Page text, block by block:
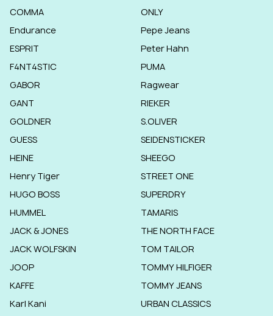
COMMA
Endurance
ESPRIT
F4NT4STIC
GABOR
GANT
GOLDNER
GUESS
HEINE
Henry Tiger
HUGO BOSS
HUMMEL
JACK & JONES
JACK WOLFSKIN
JOOP
KAFFE
Karl Kani
ONLY
Pepe Jeans
Peter Hahn
PUMA
Ragwear
RIEKER
S.OLIVER
SEIDENSTICKER
SHEEGO
STREET ONE
SUPERDRY
TAMARIS
THE NORTH FACE
TOM TAILOR
TOMMY HILFIGER
TOMMY JEANS
URBAN CLASSICS